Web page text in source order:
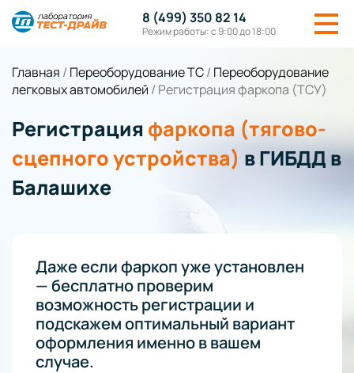
8 (499) 350 82 14
Режим работы: с 9:00 до 18:00
Главная / Переоборудование ТС/ Переоборудование
легковых автомобилей / Регистрация фаркопа (ТСУ)
Регистрация фаркопа (тягово-
сцепного устройства) в ГИБДД в
Балашихе
Даже если фаркоп уже установлен
— бесплатно проверим
возможность регистрации и
подскажем оптимальный вариант
оформления именно в вашем
случае.